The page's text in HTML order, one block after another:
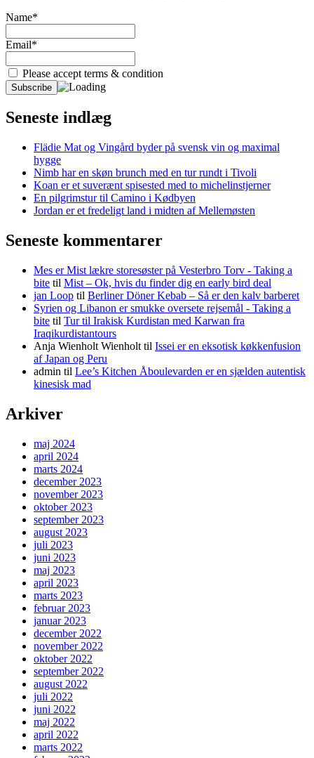
Name*
Email*
Please accept terms & condition
Seneste indlæg
Flädie Mat og Vingård byder på svensk vin og maximal
hygge
Nimb har en skøn brunch med en tur rundt i Tivoli
Koan er et suverænt spisested med to michelinstjerner
En pilgrimstur til Camino i Kødbyen
Jordan er et fredeligt land i midten af Mellemøsten
Seneste kommentarer
Mes er Mist lækre storesøster på Vesterbro Torv - Taking a
bite til Mist – Ok, hvis du finder dig en early bird deal
jan Loop til Berliner Döner Kebab – Så er den kalv barberet
Syrien og Libanon er smukke oversete rejsemål - Taking a
bite til Tur til Irakisk Kurdistan med Karwan fra
Iraqikurdistantours
Anja Wienholt Wienholt til Issei er en eksotisk køkkenfusion
af Japan og Peru
admin til Lee’s Kitchen Åboulevarden er en sjælden autentisk
kinesisk mad
Arkiver
maj 2024
april 2024
marts 2024
december 2023
november 2023
oktober 2023
september 2023
august 2023
juli 2023
juni 2023
maj 2023
april 2023
marts 2023
februar 2023
januar 2023
december 2022
november 2022
oktober 2022
september 2022
august 2022
juli 2022
juni 2022
maj 2022
april 2022
marts 2022